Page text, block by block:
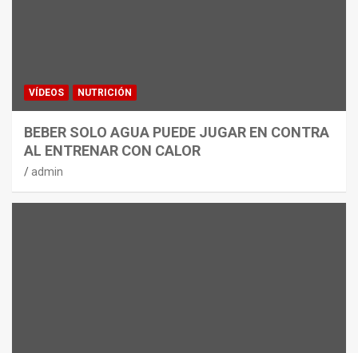
VÍDEOS NUTRICIÓN
BEBER SOLO AGUA PUEDE JUGAR EN CONTRA
AL ENTRENAR CON CALOR
admin